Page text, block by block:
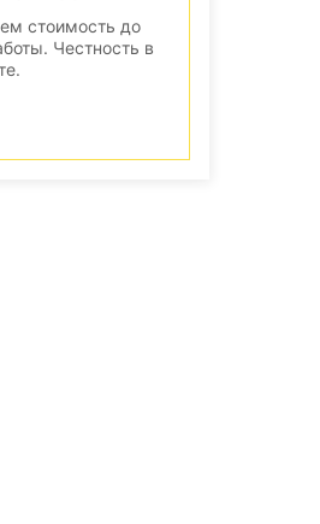
стоимость до
Честность в